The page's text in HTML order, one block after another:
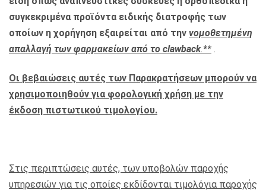
συγκεκριμένα προϊόντα ειδικής διατροφής των
οποίων η χορήγηση εξαιρείται από την νομοθετημένη
απαλλαγή των φαρμακείων από το clawback.** .
Οι βεβαιώσεις αυτές των Παρακρατήσεων μπορούν να
χρησιμοποιηθούν για φορολογική χρήση με την
έκδοση πιστωτικού τιμολογίου.
Στις περιπτώσεις αυτές, των υποβολών παροχής
υπηρεσιών για τις οποίες εκδίδονται τιμολόγια παροχής